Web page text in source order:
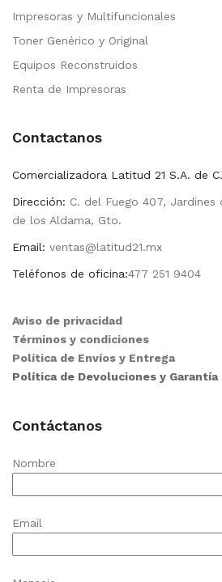
Impresoras y Multifuncionales
Toner Genérico y Original
Equipos Reconstruidos
Renta de Impresoras
Contactanos
Comercializadora Latitud 21 S.A. de
Dirección: C. del Fuego 407, Jardines
de los Aldama, Gto.
Email: ventas@latitud21.mx
Teléfonos de oficina:477 251 9404
Aviso de privacidad
Términos y condiciones
Política de Envíos y Entrega
Política de Devoluciones y Garantía
Contáctanos
Nombre
Email